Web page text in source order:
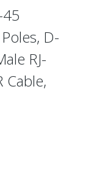
D-
RJ-
Cable,